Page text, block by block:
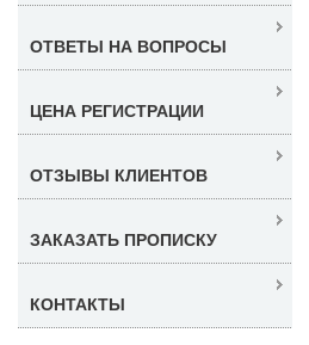
ОТВЕТЫ НА ВОПРОСЫ
ЦЕНА РЕГИСТРАЦИИ
ОТЗЫВЫ КЛИЕНТОВ
ЗАКАЗАТЬ ПРОПИСКУ
КОНТАКТЫ